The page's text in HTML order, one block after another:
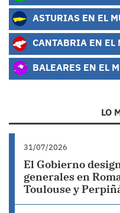
ASTURIAS EN EL
CANTABRIA EN EL
BALEARES EN EL
LO
31/07/2026
El Gobierno
generales en
Toulouse y